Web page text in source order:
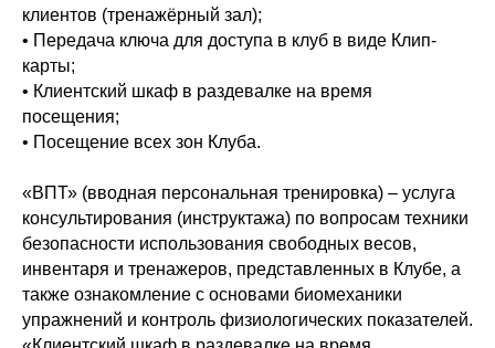
клиентов (тренажёрный зал);
• Передача ключа для доступа в клуб в виде Клип-
карты;
• Клиентский шкаф в раздевалке на время
посещения;
• Посещение всех зон Клуба.
«ВПТ» (вводная персональная тренировка) – услуга
консультирования (инструктажа) по вопросам техники
безопасности использования свободных весов,
инвентаря и тренажеров, представленных в Клубе, а
также ознакомление с основами биомеханики
упражнений и контроль физиологических показателей.